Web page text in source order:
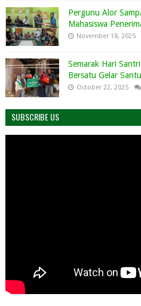
Pergunu Alor
Mahasiswa
November 18, 2025
Semarak Hari
Bersatu Gelar
October 22, 2025
SUBSCRIBE US